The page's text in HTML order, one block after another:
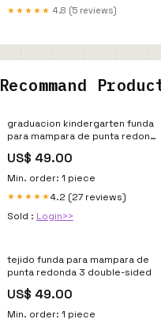
★★★★★ 4.8 (5 reviews)
Recommand
graduacion kindergarten funda
para mampara de punta redonda
US$ 49.00
Min. order: 1 piece
★★★★★4.2 (27 reviews)
Sold : Login>>
tejido funda para mampara de
punta redonda 3 double-sided
US$ 49.00
Min. order: 1 piece